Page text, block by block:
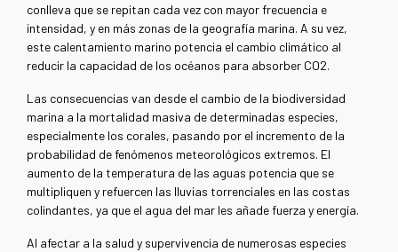
conlleva que se repitan cada vez con mayor frecuencia e
intensidad, y en más zonas de la geografía marina. A su vez,
este calentamiento marino potencia el cambio climático al
reducir la capacidad de los océanos para absorber CO2.
Las consecuencias van desde el cambio de la biodiversidad
marina a la mortalidad masiva de determinadas especies,
especialmente los corales, pasando por el incremento de la
probabilidad de fenómenos meteorológicos extremos. El
aumento de la temperatura de las aguas potencia que se
multipliquen y refuercen las lluvias torrenciales en las costas
colindantes, ya que el agua del mar les añade fuerza y energía.
Al afectar a la salud y supervivencia de numerosas especies